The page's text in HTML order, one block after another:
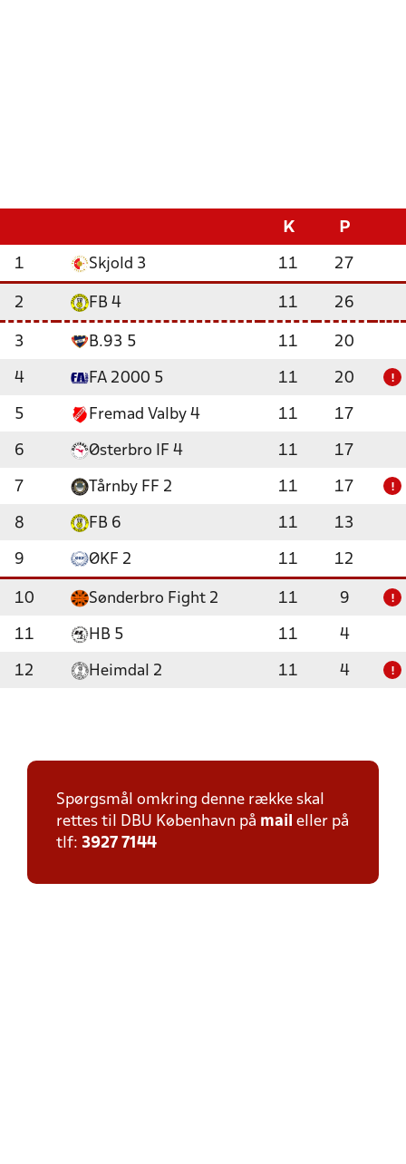
K P
1 Skjold 3 11 27
2 FB 4 11 26
3 B.93 5 11 20
4 FA 2000 5 11 20 !
5 Fremad Valby 4 11 17
6 Østerbro IF 4 11 17
7 Tårnby FF 2 11 17 !
8 FB 6 11 13
9 ØKF 2 11 12
10 Sønderbro Fight 2 11 9 !
11 HB 5 11 4
12 Heimdal 2 11 4 !
Spørgsmål omkring denne række skal
rettes til DBU København på mail eller på
tlf: 3927 7144